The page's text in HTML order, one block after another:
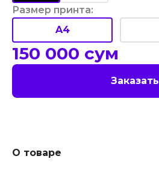
Размер принта:
A4
150 000 сум
Заказать
О товаре